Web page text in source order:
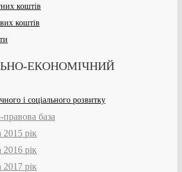
коштів
коштів
ЕКОНОМІЧНИЙ
і соціального розвитку
база
рік
рік
рік